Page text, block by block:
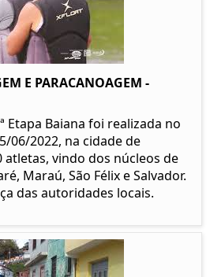
E PARACANOAGEM -
Etapa Baiana foi realizada no
06/2022, na cidade de
atletas, vindo dos núcleos de
Maraú, São Félix e Salvador.
das autoridades locais.